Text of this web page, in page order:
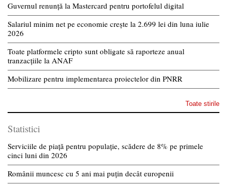
Guvernul renunță la Mastercard pentru portofelul digital
Salariul minim net pe economie crește la 2.699 lei din luna iulie
2026
Toate platformele cripto sunt obligate să raporteze anual
tranzacțiile la ANAF
Mobilizare pentru implementarea proiectelor din PNRR
Toate stirile
Statistici
Serviciile de piață pentru populație, scădere de 8% pe primele
cinci luni din 2026
Românii muncesc cu 5 ani mai puțin decât europenii